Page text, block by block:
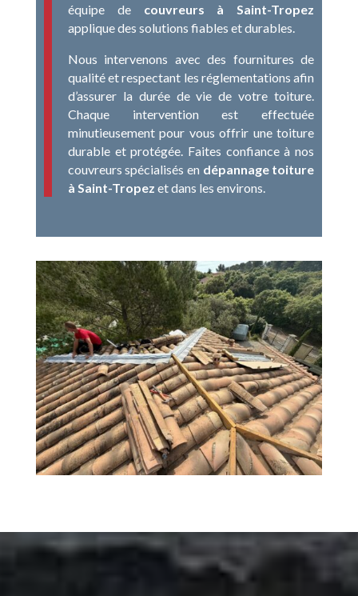
équipe de couvreurs à Saint-Tropez
applique des solutions fiables et durables.
Nous intervenons avec des fournitures de
qualité et respectant les réglementations afin
d’assurer la durée de vie de votre toiture.
Chaque intervention est effectuée
minutieusement pour vous offrir une toiture
durable et protégée. Faites confiance à nos
couvreurs spécialisés en dépannage toiture
à Saint-Tropez et dans les environs.